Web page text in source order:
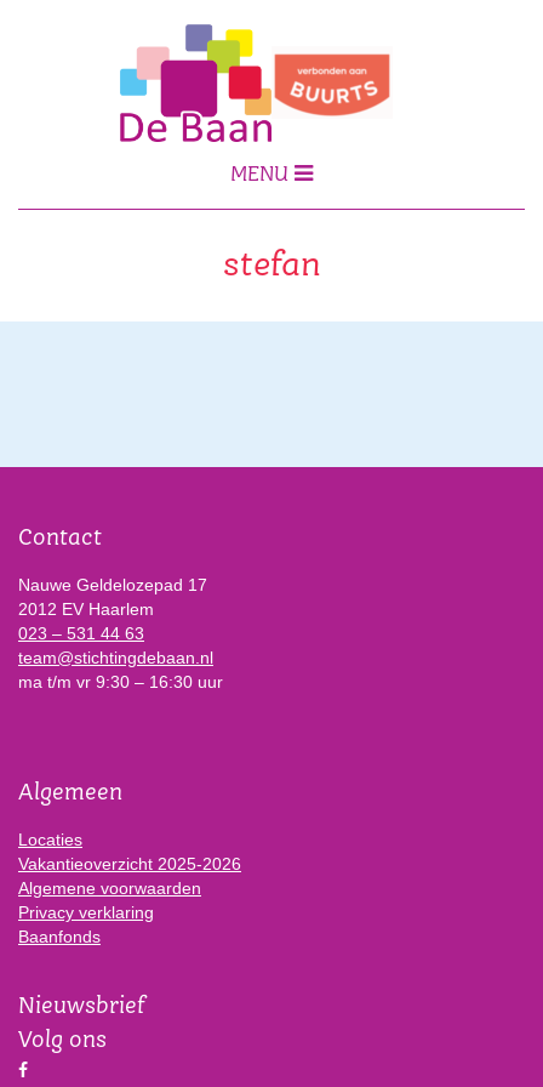
MENU
stefan
Contact
Nauwe Geldelozepad 17
2012 EV Haarlem
023 – 531 44 63
team@stichtingdebaan.nl
ma t/m vr 9:30 – 16:30 uur
Algemeen
Locaties
Vakantieoverzicht 2025-2026
Algemene voorwaarden
Privacy verklaring
Baanfonds
Nieuwsbrief
Volg ons